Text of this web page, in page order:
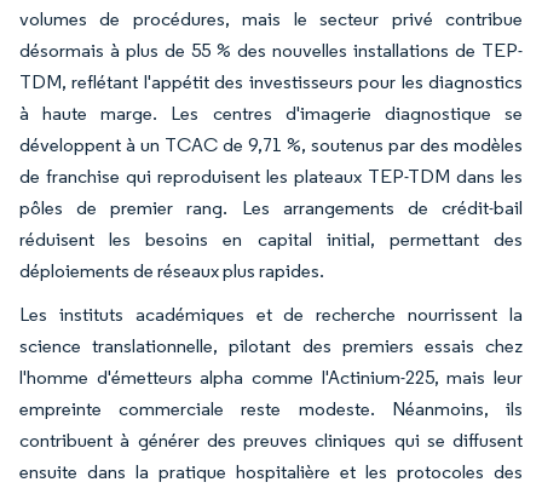
volumes de procédures, mais le secteur privé contribue
désormais à plus de 55 % des nouvelles installations de TEP-
TDM, reflétant l'appétit des investisseurs pour les diagnostics
à haute marge. Les centres d'imagerie diagnostique se
développent à un TCAC de 9,71 %, soutenus par des modèles
de franchise qui reproduisent les plateaux TEP-TDM dans les
pôles de premier rang. Les arrangements de crédit-bail
réduisent les besoins en capital initial, permettant des
déploiements de réseaux plus rapides.
Les instituts académiques et de recherche nourrissent la
science translationnelle, pilotant des premiers essais chez
l'homme d'émetteurs alpha comme l'Actinium-225, mais leur
empreinte commerciale reste modeste. Néanmoins, ils
contribuent à générer des preuves cliniques qui se diffusent
ensuite dans la pratique hospitalière et les protocoles des